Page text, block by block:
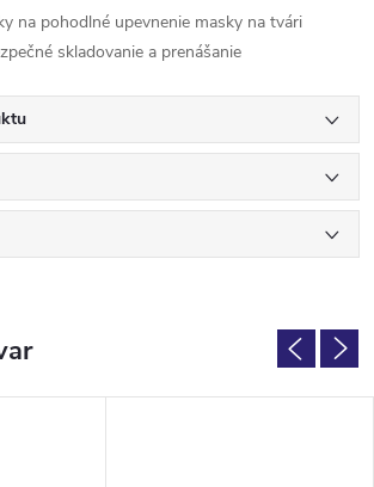
na pohodlné upevnenie masky na tvári
skladovanie a prenášanie